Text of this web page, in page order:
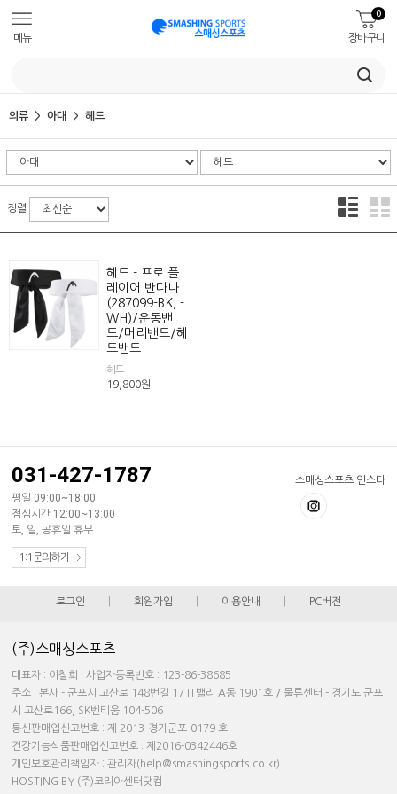
메뉴 장바구니
0
의류 아대 헤드
정렬
헤드 - 프로 플
레이어 반다나
(287099-BK, -
WH)/운동밴
드/머리밴드/헤
드밴드
헤드
19,800원
스매싱스포츠 인스타
031-427-1787
평일 09:00~18:00
점심시간 12:00~13:00
토, 일, 공휴일 휴무
1:1문의하기
로그인 회원가입 이용안내 PC버전
(주)스매싱스포츠
대표자 : 이철희 사업자등록번호 : 123-86-38685
주소 : 본사 - 군포시 고산로 148번길 17 IT밸리 A동 1901호 / 물류센터 - 경기도 군포
시 고산로166, SK벤티움 104-506
통신판매업신고번호 : 제 2013-경기군포-0179 호
건강기능식품판매업신고번호 : 제2016-0342446호
개인보호관리책임자 : 관리자(help@smashingsports.co.kr)
HOSTING BY (주)코리아센터닷컴